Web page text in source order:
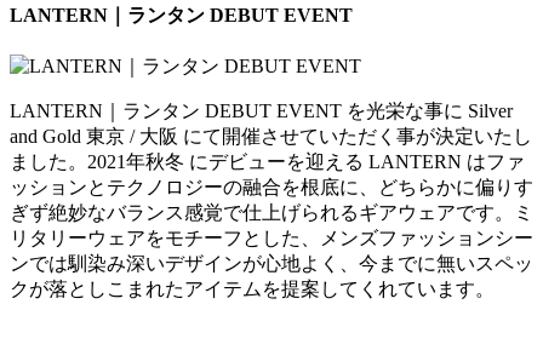
LANTERN｜ランタン DEBUT EVENT
LANTERN｜ランタン DEBUT EVENT を光栄な事に Silver
and Gold 東京 / 大阪 にて開催させていただく事が決定いたし
ました。2021年秋冬 にデビューを迎える LANTERN はファ
ッションとテクノロジーの融合を根底に、どちらかに偏りす
ぎず絶妙なバランス感覚で仕上げられるギアウェアです。ミ
リタリーウェアをモチーフとした、メンズファッションシー
ンでは馴染み深いデザインが心地よく、今までに無いスペッ
クが落としこまれたアイテムを提案してくれています。